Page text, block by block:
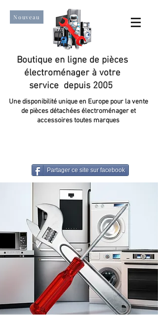
Nouveau
Boutique en ligne de pièces
électroménager à votre
service depuis 2005
Une disponibilité unique en Europe pour la vente
de pièces détachées électroménager et
accessoires toutes marques
Partager ce site sur facebook